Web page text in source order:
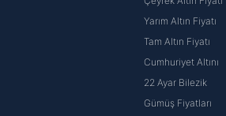
Yarım Altın Fiyatı
Tam Altın Fiyatı
Cumhuriyet Altını
22 Ayar Bilezik
Gümüş Fiyatları